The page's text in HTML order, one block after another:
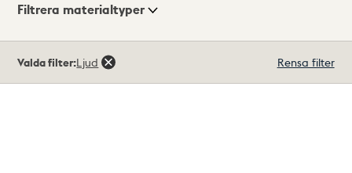
Visningsläge
Filtrera materialtyper
träffar
Valda filter:Ljud Rensa filter